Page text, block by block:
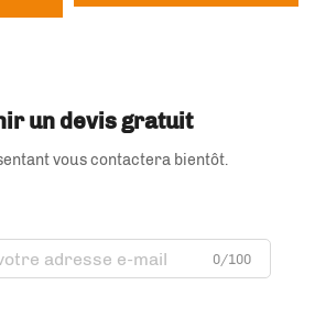
un devis gratuit
vous contactera bientôt.
0/100